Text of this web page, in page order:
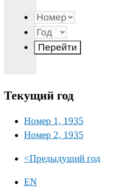
Текущий год
Номер 1, 1935
Номер 2, 1935
<Предыдущий год
EN